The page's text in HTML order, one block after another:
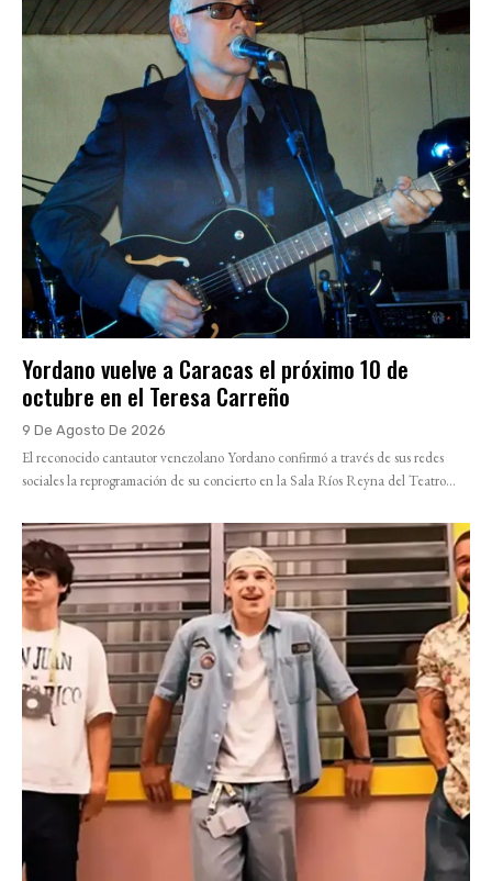
Yordano vuelve a Caracas el próximo 10 de
octubre en el Teresa Carreño
9 De Agosto De 2026
El reconocido cantautor venezolano Yordano confirmó a través de sus redes
sociales la reprogramación de su concierto en la Sala Ríos Reyna del Teatro...